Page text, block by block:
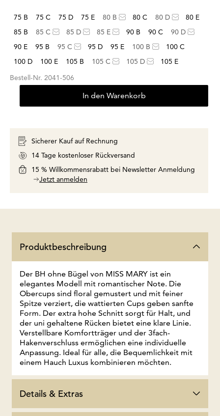
75 B 75 C 75 D 75 E 80 B 80 C 80 D
80 E
85 B
85 C 85 D 85 E 90 B 90 C
90 D
90 E
95 B 95 C 95 D 95 E 100 B
100 C
100 D
100 E 105 B 105 C 105 D
105 E
Bestell-Nr. 2041-506
In den Warenkorb
Sicherer Kauf auf Rechnung
14 Tage kostenloser Rückversand
15 % Willkommensrabatt bei Newsletter Anmeldung
Jetzt anmelden
Produktbeschreibung
Der BH ohne Bügel von MISS MARY ist ein
elegantes Modell mit romantischer Note. Die
Obercups sind floral gemustert und mit feiner
Spitze verziert, die wattierten Cups geben sanfte
Form. Der extra hohe Schnitt sorgt für Halt, und
der uni gehaltene Rücken bietet eine klare Linie.
Verstellbare Komfortträger und der 3fach-
Hakenverschluss ermöglichen eine individuelle
Anpassung. Ideal für alle, die Bequemlichkeit mit
einem Hauch Luxus kombinieren möchten.
Details & Extras